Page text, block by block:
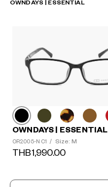
OWNDAYS | ESSENTIAL
OWNDAYS | ESSENTIAL
OR2005-N C1 / Size: M
THB1,990.00